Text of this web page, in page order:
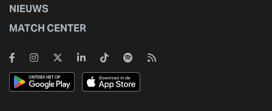
NIEUWS
MATCH CENTER